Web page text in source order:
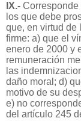
IX.- Corresponde
los que debe
que, en virtud de
firme: a) que el
enero de 2000 y
remuneración
las
daño moral; d)
motivo de su
e) no
del artículo 245